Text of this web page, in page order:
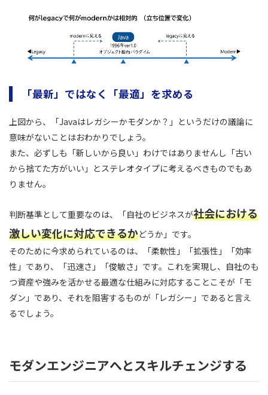
「最新」ではなく「最適」を求める
上図から、「Javaはレガシーかモダンか？」というだけの議論に
意味がないことはおわかりでしょう。
また、必ずしも「新しいから良い」わけではありませんし「古い
から捨てた方がいい」とステレオタイプに考えるべきものでもあ
りません。
判断基準として重要なのは、「自社のビジネスが社会における
激しい変化に対応できるかどうか」です。
そのために今求められているのは、「柔軟性」「拡張性」「効率
性」であり、「迅速さ」「俊敏さ」です。これを実現し、自社のも
つ資産や強みを活かせる最適な仕組みに対応することこそが「モ
ダン」であり、それを阻害するものが「レガシー」であると言え
るでしょう。
モダンエンジニアへとスキルチェンジする